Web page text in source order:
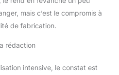
mais c’est le compromis à
de fabrication.
rédaction
intensive, le constat est